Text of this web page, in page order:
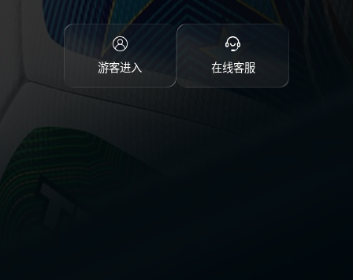
游客进入 在线客服